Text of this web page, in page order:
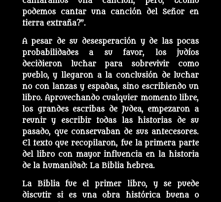
podemos cantar una canción del Señor en
tierra extraña?”.
A pesar de su desesperación y de las pocas
probabilidades a su favor, los judíos
decidieron luchar para sobrevivir como
pueblo, y llegaron a la conclusión de luchar
no con lanzas y espadas, sino escribiendo un
libro. Aprovechando cualquier momento libre,
los grandes escribas de Judea, empezaron a
reunir y escribir todas las historias de su
pasado, que conservaban de sus antecesores.
El texto que recopilaron, fue la primera parte
del libro con mayor influencia en la historia
de la humanidad: La Biblia hebrea.
La Biblia fue el primer libro, y se puede
discutir si es una obra histórica buena o